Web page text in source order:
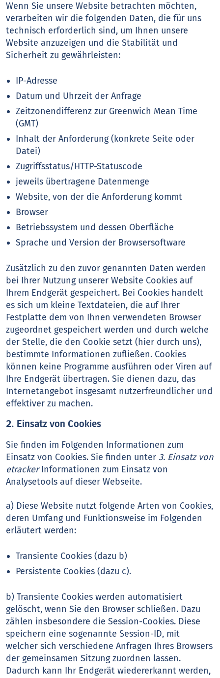
Wenn Sie unsere Website betrachten möchten,
verarbeiten wir die folgenden Daten, die für uns
technisch erforderlich sind, um Ihnen unsere
Website anzuzeigen und die Stabilität und
Sicherheit zu gewährleisten:
IP-Adresse
Datum und Uhrzeit der Anfrage
Zeitzonendifferenz zur Greenwich Mean Time
(GMT)
Inhalt der Anforderung (konkrete Seite oder
Datei)
Zugriffsstatus/HTTP-Statuscode
jeweils übertragene Datenmenge
Website, von der die Anforderung kommt
Browser
Betriebssystem und dessen Oberfläche
Sprache und Version der Browsersoftware
Zusätzlich zu den zuvor genannten Daten werden
bei Ihrer Nutzung unserer Website Cookies auf
Ihrem Endgerät gespeichert. Bei Cookies handelt
es sich um kleine Textdateien, die auf Ihrer
Festplatte dem von Ihnen verwendeten Browser
zugeordnet gespeichert werden und durch welche
der Stelle, die den Cookie setzt (hier durch uns),
bestimmte Informationen zufließen. Cookies
können keine Programme ausführen oder Viren auf
Ihre Endgerät übertragen. Sie dienen dazu, das
Internetangebot insgesamt nutzerfreundlicher und
effektiver zu machen.
2. Einsatz von Cookies
Sie finden im Folgenden Informationen zum
Einsatz von Cookies. Sie finden unter3. Einsatz von
etrackerInformationen zum Einsatz von
Analysetools auf dieser Webseite.
a) Diese Website nutzt folgende Arten von Cookies,
deren Umfang und Funktionsweise im Folgenden
erläutert werden:
Transiente Cookies (dazu b)
Persistente Cookies (dazu c).
b) Transiente Cookies werden automatisiert
gelöscht, wenn Sie den Browser schließen. Dazu
zählen insbesondere die Session-Cookies. Diese
speichern eine sogenannte Session-ID, mit
welcher sich verschiedene Anfragen Ihres Browsers
der gemeinsamen Sitzung zuordnen lassen.
Dadurch kann Ihr Endgerät wiedererkannt werden,